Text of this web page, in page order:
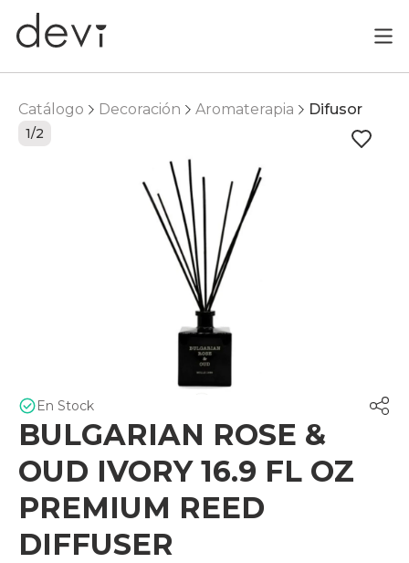
Catálogo Decoración Aromaterapia Difusor
1/2
En Stock
BULGARIAN ROSE &
OUD IVORY 16.9 FL OZ
PREMIUM REED
DIFFUSER